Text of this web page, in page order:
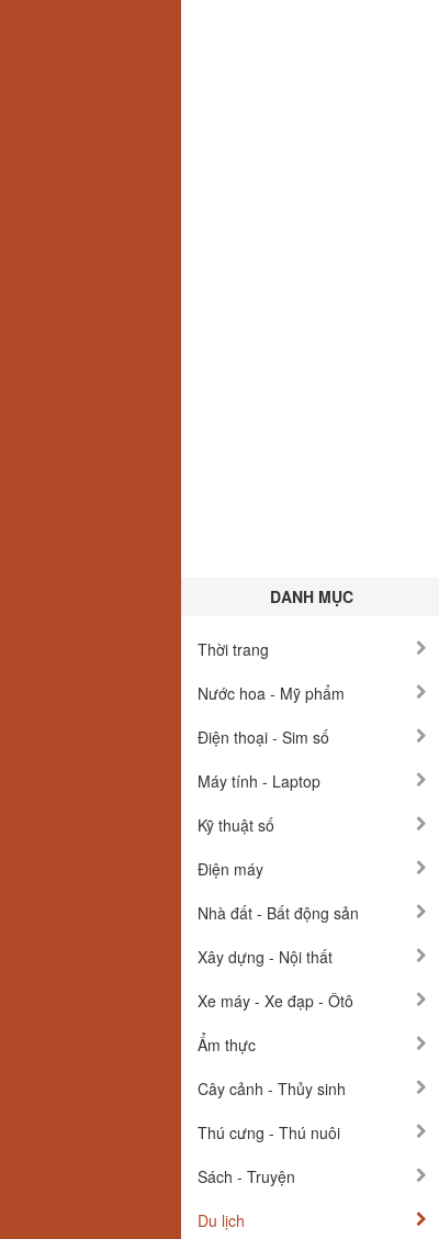
DANH MỤC
Thời trang
Nước hoa - Mỹ phẩm
Điện thoại - Sim số
Máy tính - Laptop
Kỹ thuật số
Điện máy
Nhà đất - Bất động sản
Xây dựng - Nội thất
Xe máy - Xe đạp - Ôtô
Ẩm thực
Cây cảnh - Thủy sinh
Thú cưng - Thú nuôi
Sách - Truyện
Du lịch